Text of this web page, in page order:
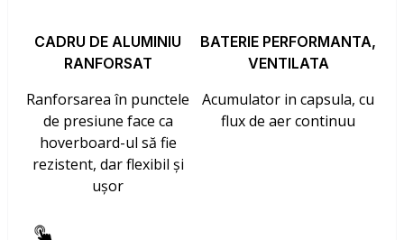
CADRU DE ALUMINIU
RANFORSAT
Ranforsarea în punctele
de presiune face ca
hoverboard-ul să fie
rezistent, dar flexibil și
ușor
BATERIE PERFORMANTA,
VENTILATA
Acumulator in capsula, cu
flux de aer continuu